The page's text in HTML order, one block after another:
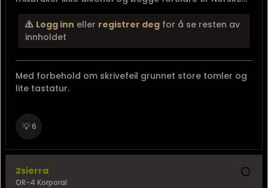
Logg inn eller registrer deg for å se resten av
innholdet
Med forbehold om skrivefeil grunnet store tomler og
lite tastatur.
💡6
2sierra
OR-4 Korporal